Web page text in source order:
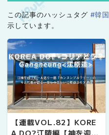
この記事のハッシュタグ #韓国
示しています。
【連載VOL.82】KORE
A DO?江陵編【神を迎